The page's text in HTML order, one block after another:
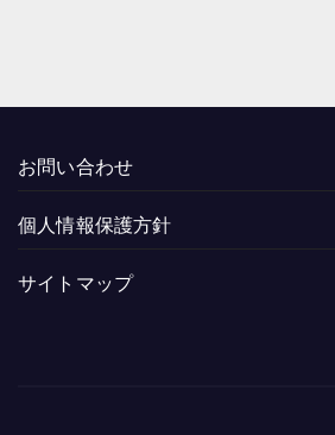
お問い合わせ
個人情報保護方針
サイトマップ